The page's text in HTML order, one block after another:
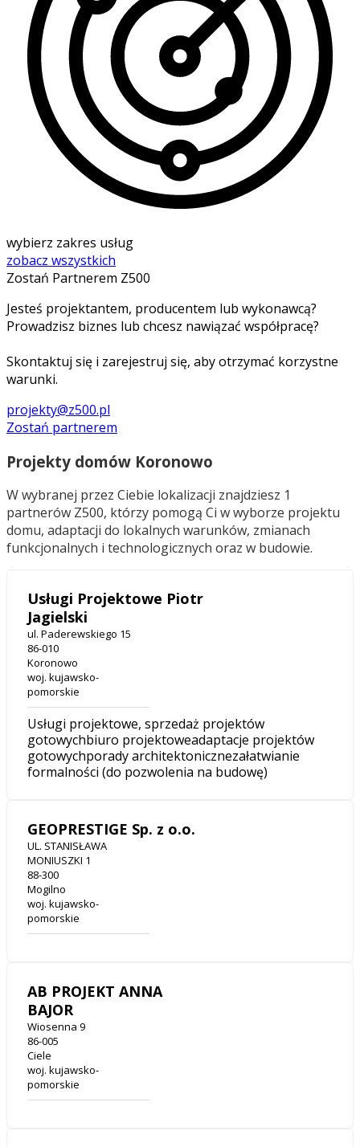
wybierz zakres usług
zobacz wszystkich
Zostań Partnerem Z500
Jesteś projektantem, producentem lub wykonawcą?
Prowadzisz biznes lub chcesz nawiązać współpracę?
Skontaktuj się i zarejestruj się, aby otrzymać korzystne
warunki.
projekty@z500.pl
Zostań partnerem
Projekty domów Koronowo
W wybranej przez Ciebie lokalizacji znajdziesz 1
partnerów Z500, którzy pomogą Ci w wyborze projektu
domu, adaptacji do lokalnych warunków, zmianach
funkcjonalnych i technologicznych oraz w budowie.
Usługi Projektowe Piotr
Jagielski
ul. Paderewskiego 15
86-010
Koronowo
woj. kujawsko-
pomorskie
Usługi projektowe, sprzedaż projektów
gotowychbiuro projektoweadaptacje projektów
gotowychporady architektonicznezałatwianie
formalności (do pozwolenia na budowę)
GEOPRESTIGE Sp. z o.o.
UL. STANISŁAWA
MONIUSZKI 1
88-300
Mogilno
woj. kujawsko-
pomorskie
AB PROJEKT ANNA
BAJOR
Wiosenna 9
86-005
Ciele
woj. kujawsko-
pomorskie